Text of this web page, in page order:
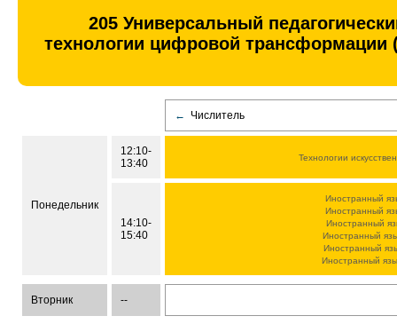
205 Универсальный
технологии цифровой
← Числитель
Понедельник
12:10-
13:40
Технологии
14:10-
15:40
Иностранный
Иностранный
Иностранный
Иностранный
Иностранный
Иностранный
Вторник --